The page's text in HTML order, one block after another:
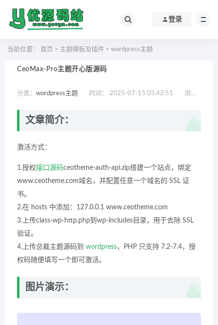
登录
当前位置： 首页 > 主题模板及插件 > wordpress主题
CeoMax-Pro主题开心版源码
分类： wordpress主题 时间： 2025-07-15 03:42:51 浏览：
文章简介：
激活方式：
1.授权接口源码ceotheme-auth-api.zip搭建一个站点，绑定
www.ceotheme.com域名，并配置任意一个域名的 SSL 证
书。
2.在 hosts 中添加：127.0.0.1 www.ceotheme.com
3.上传class-wp-http.php到wp-includes目录，用于去除 SSL
验证。
4.上传总裁主题源码到 wordpress，PHP 只支持 7.2-7.4，授
权码随便填写一个即可激活。
图片演示：